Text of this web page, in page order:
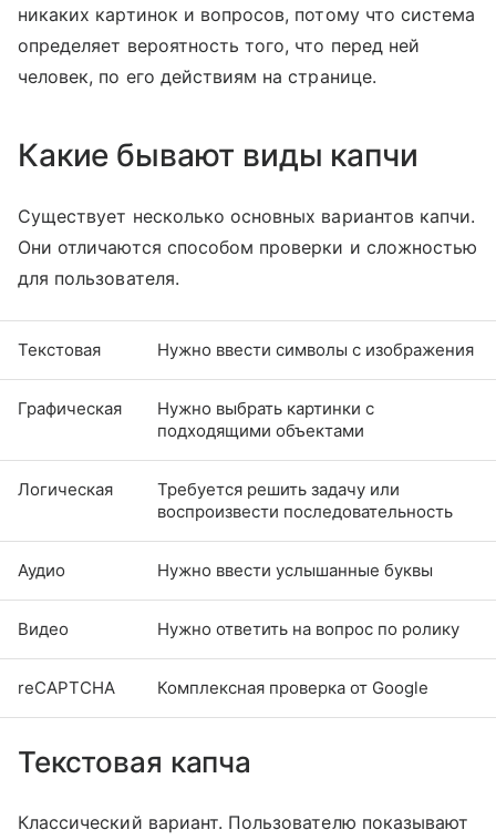
никаких картинок и вопросов, потому что система
определяет вероятность того, что перед ней
человек, по его действиям на странице.
Какие бывают виды капчи
Существует несколько основных вариантов капчи.
Они отличаются способом проверки и сложностью
для пользователя.
Текстовая Нужно ввести символы с изображения
Графическая
Нужно выбрать картинки с
подходящими объектами
Логическая
Требуется решить задачу или
воспроизвести последовательность
Аудио Нужно ввести услышанные буквы
Видео Нужно ответить на вопрос по ролику
reCAPTCHA Комплексная проверка от Google
Текстовая капча
Классический вариант. Пользователю показывают